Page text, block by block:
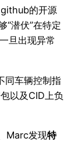
的开源
“潜伏”在特定
旦出现异常
同车辆控制指
以及CID上负
Marc发现特